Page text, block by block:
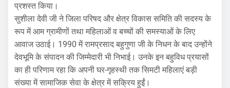
प्रशस्त किया।
सुशीला देवी जी ने जिला परिषद और क्षेत्र विकास समिति की सदस्य के
रूप में आम ग्रामीणों तथा महिलाओं व बच्चों की समस्याओं के लिए
आवाज उठाई। 1990 में रामप्रसाद बहुगुणा जी के निधन के बाद उन्होंने
देवभूमि के संपादन की जिम्मेदारी भी निभाई। उनके इन बहुविध प्रयासों
का ही परिणाम रहा कि अपनी घर-गृहस्थी तक सिमटी महिलाएं बड़ी
संख्या में सामाजिक सेवा के क्षेत्र में सक्रिय हुईं।